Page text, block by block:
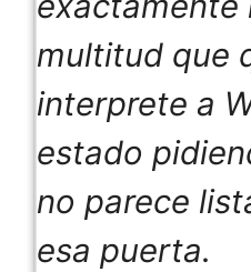
multitud que
interprete a
estado
no parece
esa puerta.